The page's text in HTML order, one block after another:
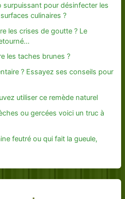
pour désinfecter les
culinaires ?
les crises de goutte ? Le
les taches brunes ?
? Essayez ses conseils pour
utiliser ce remède naturel
ou gercées voici un truc à
feutré ou qui fait la gueule,